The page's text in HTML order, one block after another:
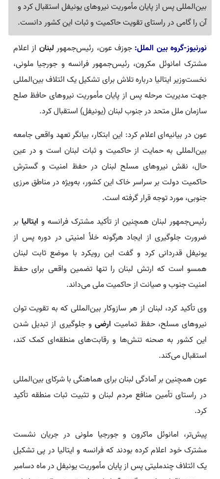
بین‌المللی پس از پایان مأموریت نیروهای یونیفل استقبال کرد و
آن را گامی در راستای تقویت حاکمیت و ثبات این کشور دانست.
نورنیوز-گروه بین الملل: جوزف عون، رئیس‌جمهور لبنان از اعلام
مشترک امانوئل مکرون، رئیس‌جمهور فرانسه و جورجیا ملونی،
نخست‌وزیر ایتالیا درباره تلاش برای تشکیل یک ائتلاف بین‌المللی
جهت مدیریت مرحله پس از پایان مأموریت نیروهای حافظ صلح
سازمان ملل متحد در جنوب لبنان (یونیفل) استقبال کرد.
عون در بیانیه‌ای اعلام کرد: این ابتکار، بیانگر تعهد واقعی جامعه
بین‌المللی به حمایت از حاکمیت و ثبات لبنان است و در عین
حال، نقش نیروهای مسلح لبنان در حفظ امنیت و گسترش
حاکمیت دولت بر سراسر خاک این کشور، به‌ویژه در مناطق مرزی
جنوبی، مورد توجه قرار گرفته است.
رئیس‌جمهور لبنان همچنین از تأکید مشترک فرانسه و ایتالیا بر
ضرورت جلوگیری از ایجاد هرگونه خلأ امنیتی در دوره پس از
یونیفل قدردانی کرد و گفت این رویکرد با موضع ثابت لبنان
همسو است که ارتش لبنان را تنها تضمین واقعی برای حفظ
امنیت جنوب و صیانت از حاکمیت ملی می‌داند.
وی تأکید کرد، لبنان از هر سازوکار بین‌المللی که به تقویت توان
نیروهای مسلح، حفظ تمامیت ارضی و جلوگیری از تبدیل شدن
این کشور به صحنه تنش‌ها و رقابت‌های منطقه‌ای کمک کند،
استقبال می‌کند.
عون همچنین بر آمادگی لبنان برای هماهنگی با شرکای بین‌المللی
در راستای تأمین منافع مردم لبنان و تثبیت ثبات منطقه تأکید
کرد.
پیش‌تر، امانوئل ماکرون و جورجیا ملونی در جریان نشست
مشترک خود اعلام کرده بودند که فرانسه و ایتالیا در پی تشکیل
یک ائتلاف چندملیتی پس از پایان مأموریت یونیفل در ماه دسامبر